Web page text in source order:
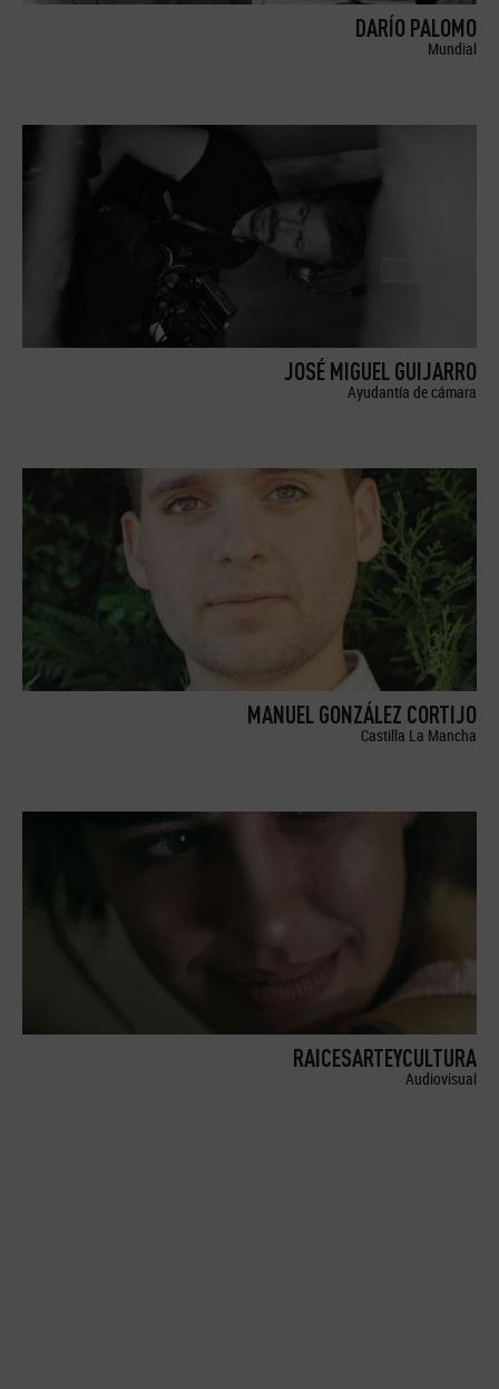
DARÍO PALOMO
Mundial
JOSÉ MIGUEL GUIJARRO
Ayudantía de cámara
MANUEL GONZÁLEZ CORTIJO
Castilla La Mancha
RAICESARTEYCULTURA
Audiovisual